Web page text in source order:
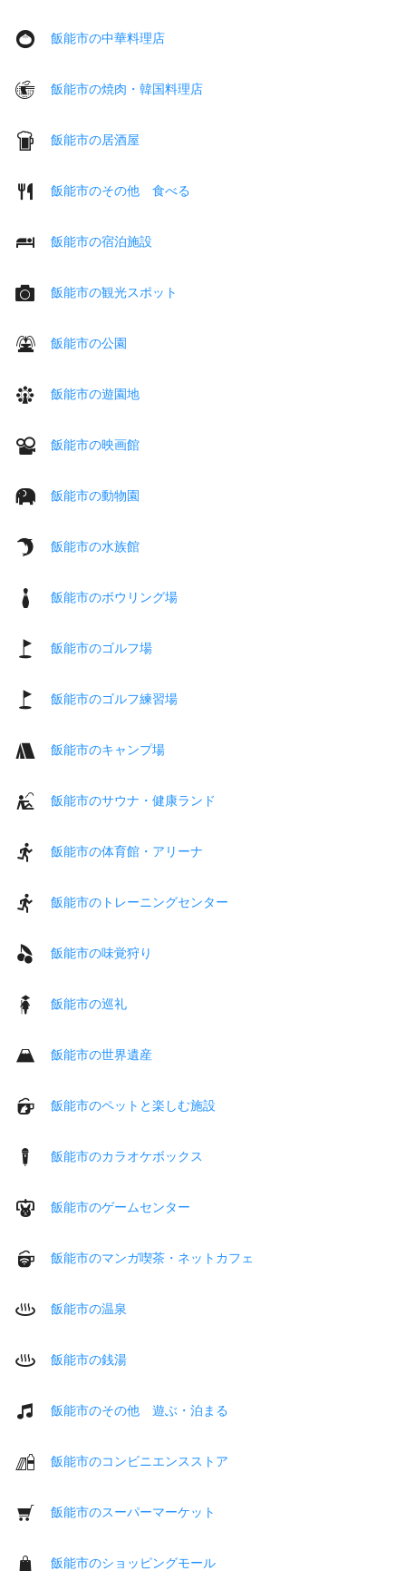
飯能市の中華料理店
飯能市の焼肉・韓国料理店
飯能市の居酒屋
飯能市のその他 食べる
飯能市の宿泊施設
飯能市の観光スポット
飯能市の公園
飯能市の遊園地
飯能市の映画館
飯能市の動物園
飯能市の水族館
飯能市のボウリング場
飯能市のゴルフ場
飯能市のゴルフ練習場
飯能市のキャンプ場
飯能市のサウナ・健康ランド
飯能市の体育館・アリーナ
飯能市のトレーニングセンター
飯能市の味覚狩り
飯能市の巡礼
飯能市の世界遺産
飯能市のペットと楽しむ施設
飯能市のカラオケボックス
飯能市のゲームセンター
飯能市のマンガ喫茶・ネットカフェ
飯能市の温泉
飯能市の銭湯
飯能市のその他 遊ぶ・泊まる
飯能市のコンビニエンスストア
飯能市のスーパーマーケット
飯能市のショッピングモール